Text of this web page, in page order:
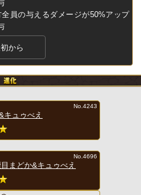
員の与えるダメージが50%アップ
から
キュゥべえ
No.4243
まどか&キュゥべえ
No.4696